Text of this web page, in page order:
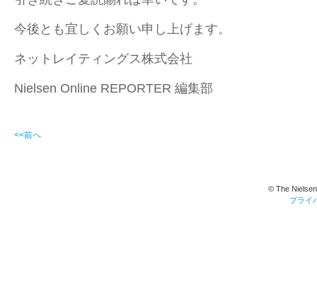
今後とも宜しくお願い申し上げます。
ネットレイティングス株式会社
Nielsen Online REPORTER 編集部
<<前へ
© The
プライ